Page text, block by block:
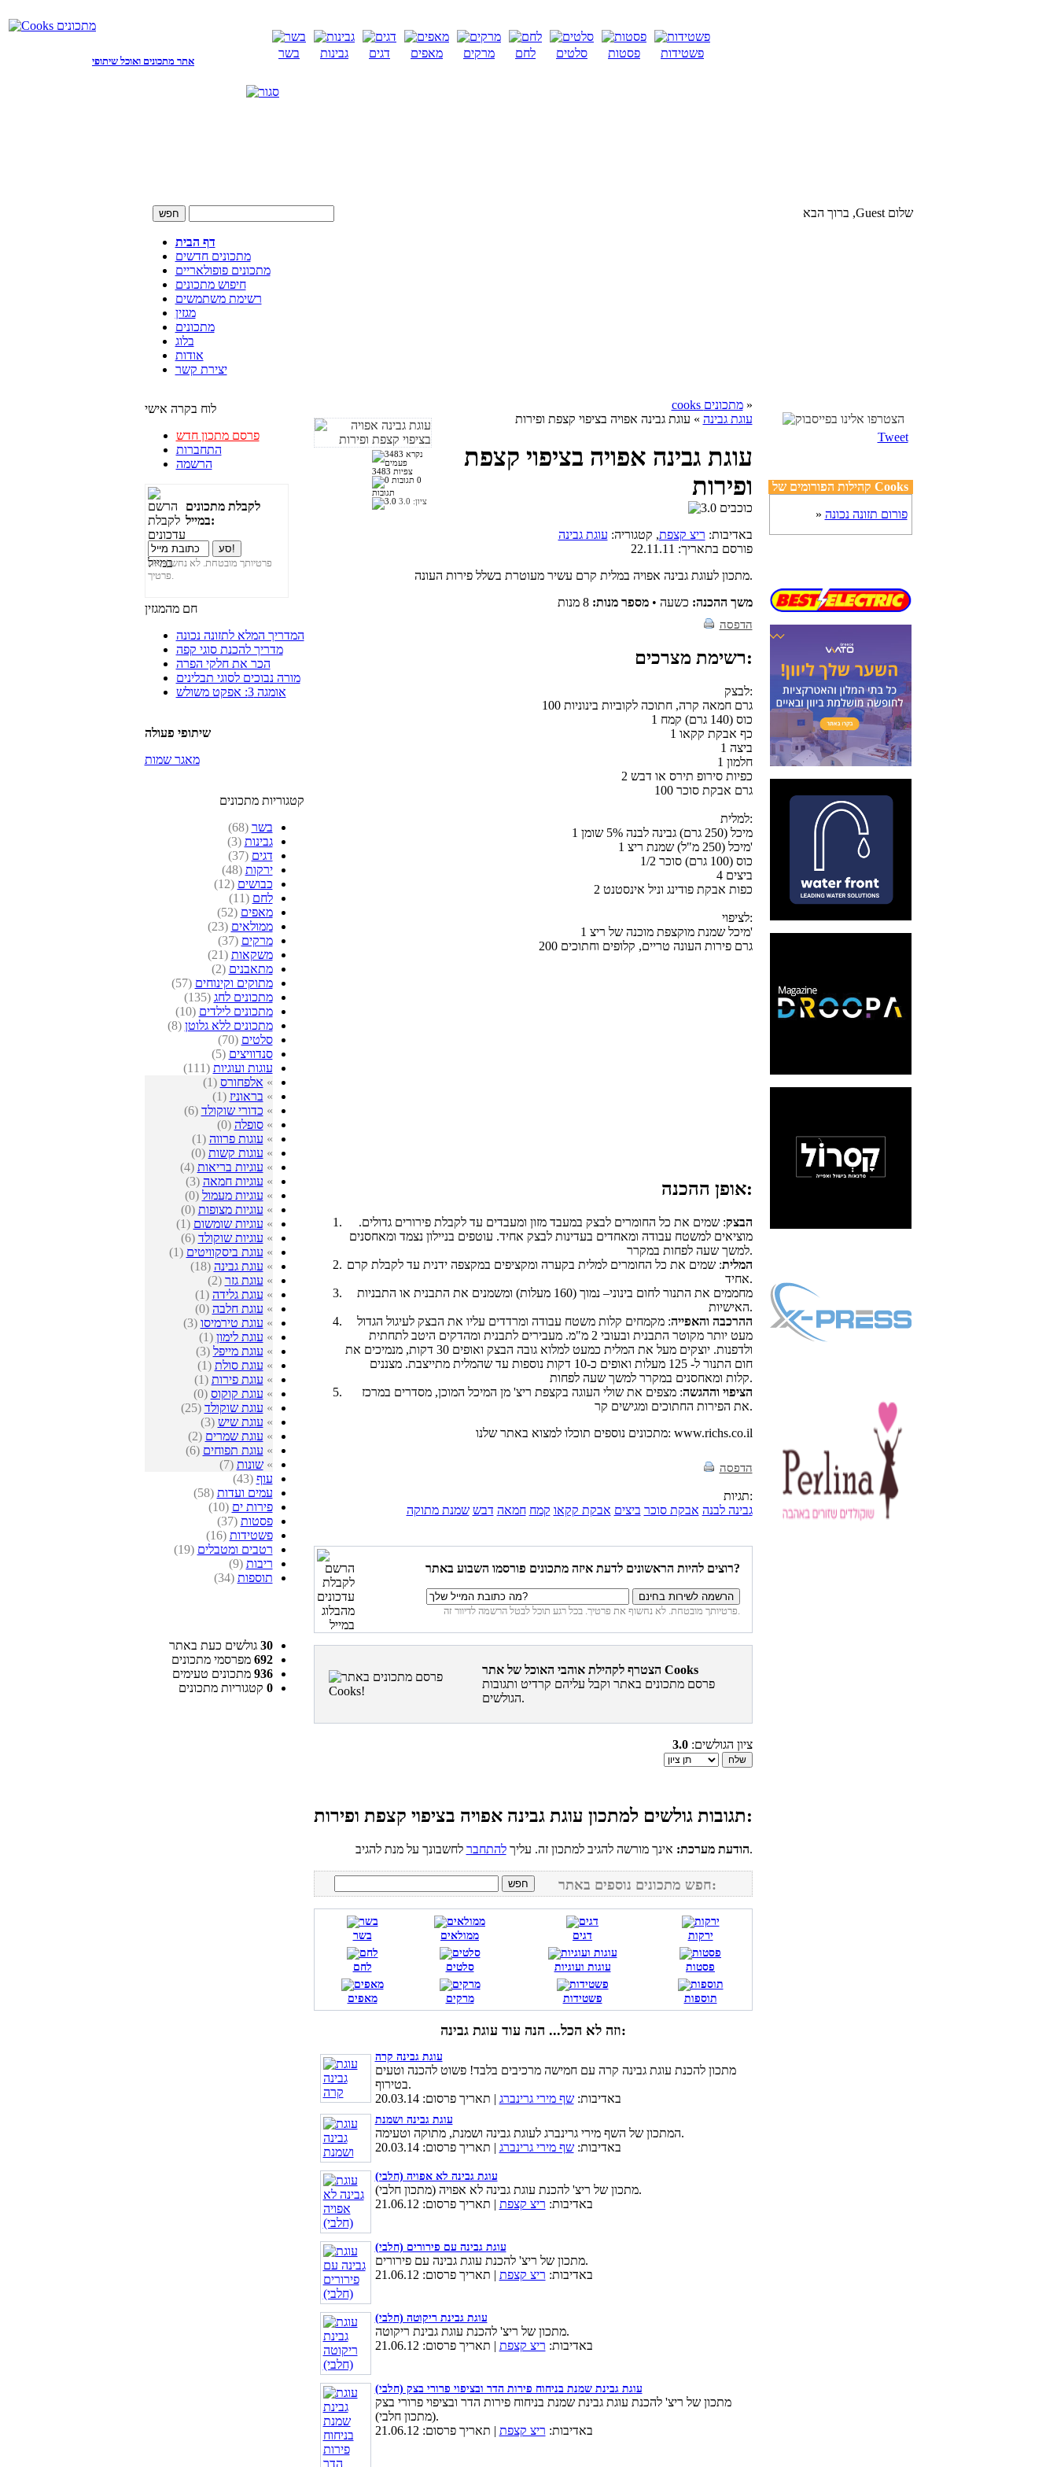
אתר מתכונים ואוכל שיתופי
בשר גבינות דגים מאפים מרקים לחם סלטים פסטות פשטידות
שלום Guest, ברוך הבא
דף הבית
מתכונים חדשים
מתכונים פופולאריים
חיפוש מתכונים
רשימת משתמשים
מגזין
מתכונים
בלוג
אודות
יצירת קשר
לוח בקרה אישי
פרסם מתכון חדש
התחברות
הרשמה
לקבלת מתכונים
במייל:
פרטיותך מובטחת. לא נחשוף את
פרטיך.
חם מהמגזין
המדריך המלא לתזונה נכונה
מדריך להכנת סוגי קפה
הכר את חלקי הפרה
מורה נבוכים לסוגי תבלינים
אומגה 3: אפקט משולש
שיתופי פעולה
מאגר שמות
קטגוריות מתכונים
בשר (68)
גבינות (3)
דגים (37)
ירקות (48)
כבושים (12)
לחם (11)
מאפים (52)
ממולאים (23)
מרקים (37)
משקאות (21)
מתאבנים (2)
מתוקים וקינוחים (57)
מתכונים לחג (135)
מתכונים לילדים (10)
מתכונים ללא גלוטן (8)
סלטים (70)
סנדוויצים (5)
עוגות ועוגיות (111)
» אלפחורס (1)
» בראוניז (1)
» כדורי שוקולד (6)
»סופלה (0)
» עוגות פרווה (1)
» עוגות קשות (0)
» עוגיות בריאות (4)
» עוגיות חמאה (3)
» עוגיות מעמול (0)
» עוגיות מצופות (0)
» עוגיות שומשום (1)
» עוגיות שוקולד (6)
» עוגת ביסקוויטים (1)
» עוגת גבינה (18)
» עוגת גזר (2)
» עוגת גלידה (1)
» עוגת חלבה (0)
» עוגת טירמיסו (3)
» עוגת לימון (1)
» עוגת מייפל (3)
» עוגת סולת (1)
» עוגת פירות (1)
» עוגת קוקוס (0)
» עוגת שוקולד (25)
» עוגת שיש (3)
» עוגת שמרים (2)
» עוגת תפוחים (6)
»שונות (7)
עוף (43)
עמים ועדות (58)
פירות ים (10)
פסטות (37)
פשטידות (16)
רטבים ומטבלים (19)
ריבות (9)
תוספות (34)
30 גולשים כעת באתר
692 מפרסמי מתכונים
936 מתכונים טעימים
0 קטגוריות מתכונים
3483 צפיות
0
תגובות
ציון: 3.0
cooks מתכונים»
עוגת גבינה » עוגת גבינה אפויה בציפוי קצפת ופירות
עוגת גבינה אפויה בציפוי קצפת
ופירות
באדיבות: ריצ קצפת, קטגוריה: עוגת גבינה
פורסם בתאריך: 22.11.11
מתכון לעוגת גבינה אפויה במלית קרם עשיר מעוטרת בשלל פירות העונה.
משך ההכנה: כשעה •מספר מנות: 8 מנות
הדפסה
רשימת מצרכים:
לבצק:
100 גרם חמאה קרה, חתוכה לקוביות בינוניות
1 כוס (140 גרם) קמח
1 כף אבקת קקאו
1 ביצה
1 חלמון
2 כפיות סירופ תירס או דבש
100 גרם אבקת סוכר
למלית:
1 מיכל (250 גרם) גבינה לבנה 5% שומן
1 מיכל (250 מ"ל) שמנת ריצ'
1/2 כוס (100 גרם) סוכר
4 ביצים
2 כפות אבקת פודינג וניל אינסטנט
לציפוי:
1 מיכל שמנת מוקצפת מוכנה של ריצ'
200 גרם פירות העונה טריים, קלופים וחתוכים
אופן ההכנה:
הבצק: שמים את כל החומרים לבצק במעבד מזון ומעבדים עד לקבלת פירורים גדולים.
מוציאים למשטח עבודה ומאחדים בעדינות לבצק אחיד. עוטפים בניילון נצמד ומאחסנים
למשך שעה לפחות במקרר.
המלית: שמים את כל החומרים למלית בקערה ומקציפים במקצפה ידנית עד לקבלת קרם
אחיד.
מחממים את התנור לחום בינוני– נמוך (160 מעלות) ומשמנים את התבנית או התבניות
האישיות.
ההרכבה והאפייה: מקמחים קלות משטח עבודה ומרדדים עליו את הבצק לעיגול הגדול
מעט יותר מקוטר התבנית ובעובי 2 מ"מ. מעבירים לתבנית ומהדקים היטב לתחתית
ולדפנות. יוצקים מעל את המלית כמעט למלוא גובה הבצק ואופים 30 דקות, מנמיכים את
חום התנור ל- 125 מעלות ואופים כ-10 דקות נוספות עד שהמלית מתייצבת. מצננים
קלות ומאחסנים במקרר למשך שעה לפחות.
הציפוי וההגשה: מצפים את שולי העוגה בקצפת ריצ' מן המיכל המוכן, מסדרים במרכז
את הפירות החתוכים ומגישים קר.
מתכונים נוספים תוכלו למצוא באתר שלנו: www.richs.co.il
הדפסה
תגיות:
גבינה לבנה אבקת סוכר ביצים אבקת קקאו קמח חמאה דבש שמנת מתוקה
רוצים להיות הראשונים לדעת איזה מתכונים פורסמו השבוע באתר?
פרטיותך מובטחת. לא נחשוף את פרטיך. בכל רגע תוכל לבטל הרשמה לדיוור זה.
הצטרף לקהילת אוהבי האוכל של אתר Cooks
פרסם מתכונים באתר וקבל עליהם קרדיט ותגובות
הגולשים.
ציון הגולשים:3.0
תגובות גולשים למתכון עוגת גבינה אפויה בציפוי קצפת ופירות:
הודעת מערכת: אינך מורשה להגיב למתכון זה. עליךלהתחבר לחשבונך על מנת להגיב.
חפש מתכונים נוספים באתר:
בשר ממולאים דגים ירקות
לחם סלטים עוגות ועוגיות פסטות
מאפים מרקים פשטידות תוספות
וזה לא הכל... הנה עוד עוגת גבינה:
עוגת גבינה קרה
מתכון להכנת עוגת גבינה קרה עם חמישה מרכיבים בלבד! פשוט להכנה וטעים
בטירוף.
באדיבות:שף מירי גרינברג | תאריך פרסום: 20.03.14
עוגת גבינה ושמנת
המתכון של השף מירי גרינברג לעוגת גבינה ושמנת, מתוקה וטעימה.
באדיבות:שף מירי גרינברג | תאריך פרסום: 20.03.14
עוגת גבינה לא אפויה (חלבי)
מתכון של ריצ' להכנת עוגת גבינה לא אפויה (מתכון חלבי).
באדיבות: ריצ קצפת | תאריך פרסום: 21.06.12
עוגת גבינה עם פירורים (חלבי)
מתכון של ריצ' להכנת עוגת גבינה עם פירורים.
באדיבות: ריצ קצפת | תאריך פרסום: 21.06.12
עוגת גבינת ריקוטה (חלבי)
מתכון של ריצ' להכנת עוגת גבינת ריקוטה.
באדיבות: ריצ קצפת | תאריך פרסום: 21.06.12
עוגת גבינת שמנת בניחוח פירות הדר ובציפוי פרורי בצק (חלבי)
מתכון של ריצ' להכנת עוגת גבינת שמנת בניחוח פירות הדר ובציפוי פרורי בצק
(מתכון חלבי).
באדיבות: ריצ קצפת | תאריך פרסום: 21.06.12
Tweet
קהילות הפורומים של Cooks
» פורום תזונה נכונה